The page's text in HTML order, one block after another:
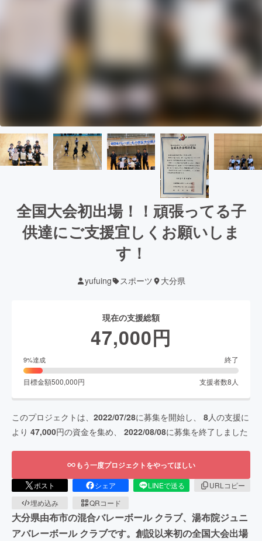
全国大会初出場！！頑張ってる子
供達にご支援宜しくお願いしま
す！
yufuing スポーツ 大分県
現在の支援総額
47,000円
9%達成 終了
目標金額500,000円 支援者数8 人
このプロジェクトは、 2022/07/28に募集を開始し、 8人の支援に
より 47,000円の資金を集め、 2022/08/08に募集を終了しました
もう一度プロジェクトをやってほしい
ポスト シェア LINEで送る
URLコピー
埋め込み
QRコード
大分県由布市の混合バレーボール クラブ、湯布院ジュニ
アバレーボール クラブです。創設以来初の全国大会出場